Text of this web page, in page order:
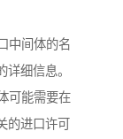
中间体的名
细信息。
可能需要在
的进口许可